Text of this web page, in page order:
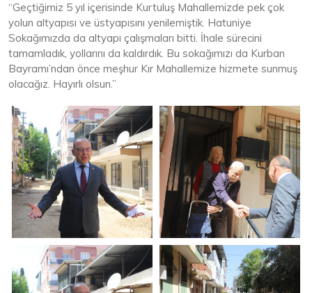
“Geçtiğimiz 5 yıl içerisinde Kurtuluş Mahallemizde pek çok
yolun altyapısı ve üstyapısını yenilemiştik. Hatuniye
Sokağımızda da altyapı çalışmaları bitti. İhale sürecini
tamamladık, yollarını da kaldırdık. Bu sokağımızı da Kurban
Bayramı’ndan önce meşhur Kır Mahallemize hizmete sunmuş
olacağız. Hayırlı olsun.”